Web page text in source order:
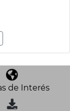
de Interés